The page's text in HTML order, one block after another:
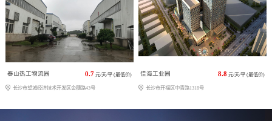
泰山热工物流园 0.7 元/天/平 (最低价)
长沙市望城经济技术开发区金穗路43号
佳海工业园 8.8 元/天/平 (最低价)
长沙市开福区中青路1318号